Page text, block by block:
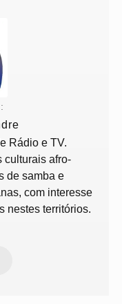
Rádio e TV.
culturais afro-
de samba e
com interesse
nestes territórios.